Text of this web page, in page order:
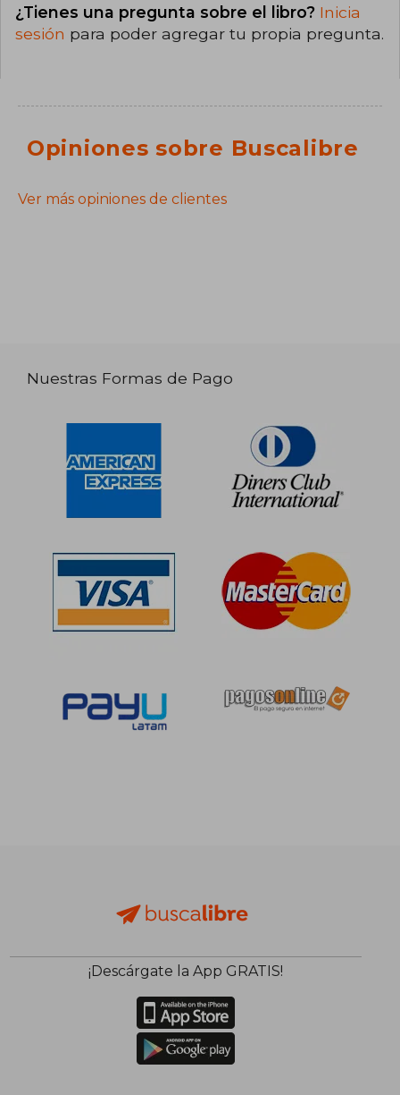
¿Tienes una pregunta sobre el libro? Inicia
sesión para poder agregar tu propia pregunta.
Opiniones sobre Buscalibre
Ver más opiniones de clientes
Nuestras Formas de Pago
¡Descárgate la App GRATIS!